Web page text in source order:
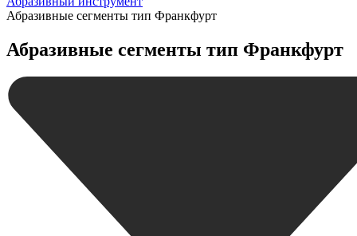
Абразивные сегменты тип Франкфурт
Абразивные сегменты тип Франкфурт